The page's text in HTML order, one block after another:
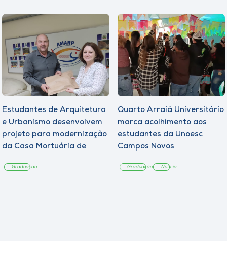
Estudantes de Arquitetura
e Urbanismo desenvolvem
projeto para modernização
da Casa Mortuária de
Graduação
Quarto Arraiá Universitário
marca acolhimento aos
estudantes da Unoesc
Campos Novos
Graduação Notícia